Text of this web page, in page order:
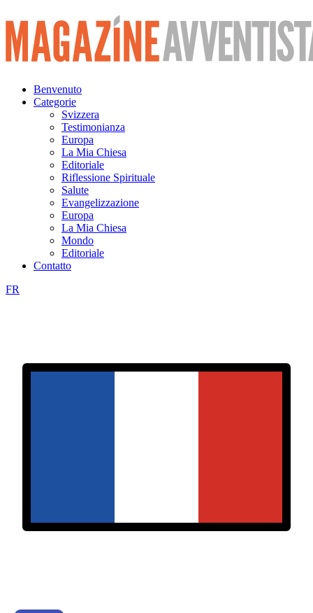
Vai
al
contenuto
Benvenuto
Categorie
Svizzera
Testimonianza
Europa
La Mia Chiesa
Editoriale
Riflessione Spirituale
Salute
Evangelizzazione
Europa
La Mia Chiesa
Mondo
Editoriale
Contatto
FR